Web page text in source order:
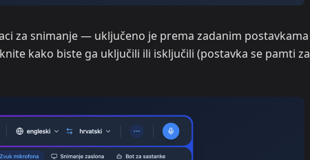
za snimanje — uključeno je prema zadanim postavkama
kako biste ga uključili ili isključili (postavka se pamti za